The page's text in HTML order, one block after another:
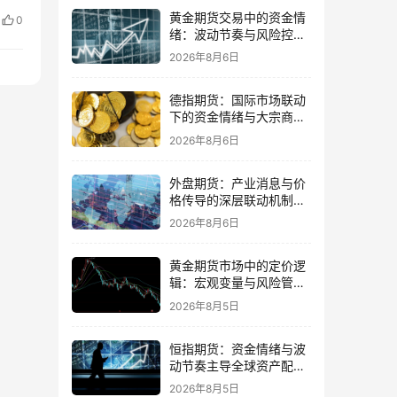
0
黄金期货交易中的资金情
绪：波动节奏与风险控制
的平衡
2026年8月6日
德指期货：国际市场联动
下的资金情绪与大宗商品
传导
2026年8月6日
外盘期货：产业消息与价
格传导的深层联动机制与
交易策略
2026年8月6日
黄金期货市场中的定价逻
辑：宏观变量与风险管理
策略并重
2026年8月5日
恒指期货：资金情绪与波
动节奏主导全球资产配置
的思路
2026年8月5日